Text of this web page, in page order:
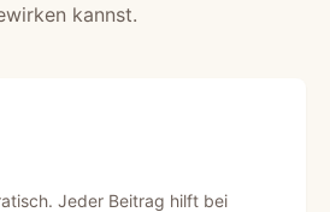
kannst.
Jeder Beitrag hilft bei